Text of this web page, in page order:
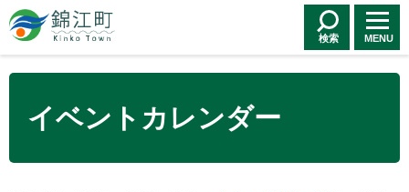
錦江町 Kinko
Town
検索 MENU
イベントカレンダー